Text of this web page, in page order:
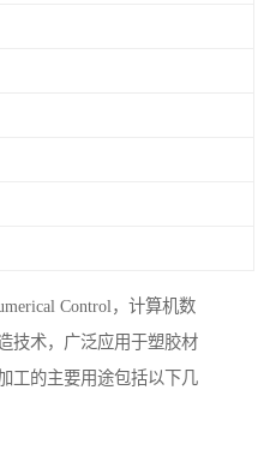
Control，计算机数
技术，广泛应用于塑胶材
工的主要用途包括以下几